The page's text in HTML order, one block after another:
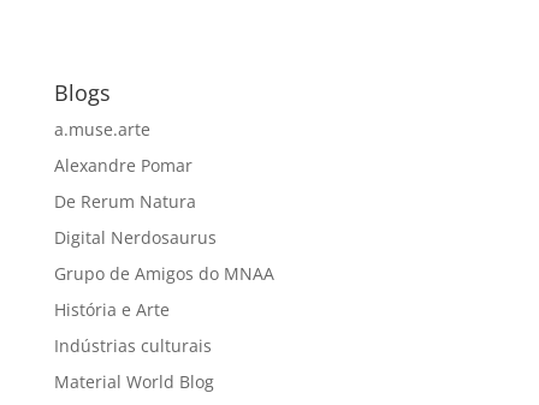
Blogs
a.muse.arte
Alexandre Pomar
De Rerum Natura
Digital Nerdosaurus
Grupo de Amigos do MNAA
História e Arte
Indústrias culturais
Material World Blog